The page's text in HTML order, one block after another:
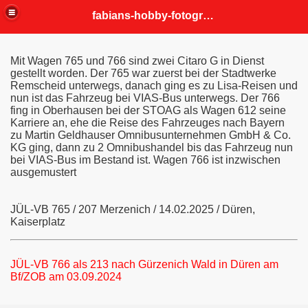
fabians-hobby-fotografien
Mit Wagen 765 und 766 sind zwei Citaro G in Dienst
gestellt worden. Der 765 war zuerst bei der Stadtwerke
Remscheid unterwegs, danach ging es zu Lisa-Reisen und
nun ist das Fahrzeug bei VIAS-Bus unterwegs. Der 766
fing in Oberhausen bei der STOAG als Wagen 612 seine
Karriere an, ehe die Reise des Fahrzeuges nach Bayern
zu Martin Geldhauser Omnibusunternehmen GmbH & Co.
KG ging, dann zu 2 Omnibushandel bis das Fahrzeug nun
bei VIAS-Bus im Bestand ist. Wagen 766 ist inzwischen
ausgemustert
JÜL-VB 765 / 207 Merzenich / 14.02.2025 / Düren,
Kaiserplatz
JÜL-VB 766 als 213 nach Gürzenich Wald in Düren am
Bf/ZOB am 03.09.2024